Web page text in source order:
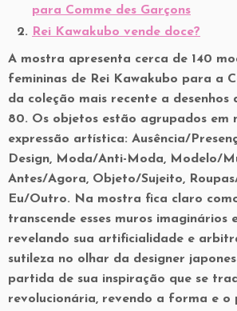
para Comme des Garçons
Rei Kawakubo vende doce?
A mostra apresenta cerca de 140
femininas de Rei Kawakubo para a
da coleção mais recente a desenhos
80. Os objetos estão agrupados em
expressão artística: Ausência/
Design, Moda/Anti-Moda, Modelo/
Antes/Agora, Objeto/Sujeito,
Eu/Outro. Na mostra fica claro
transcende esses muros imaginários
revelando sua artificialidade e
sutileza no olhar da designer
partida de sua inspiração que se
revolucionária, revendo a forma e o